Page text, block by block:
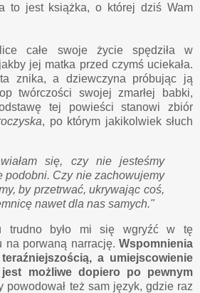
to jest książka, o której dziś Wam
całe swoje życie spędziła w
jej matka przed czymś uciekała.
znika, a dziewczyna próbując ją
twórczości swojej zmarłej babki,
tej powieści stanowi zbiór
, po którym jakikolwiek słuch
się, czy nie jesteśmy
podobni. Czy nie zachowujemy
by przetrwać, ukrywając coś,
nawet dla nas samych."
trudno było mi się wgryźć w tę
na porwaną narrację. Wspomnienia
a umiejscowienie
możliwe dopiero po pewnym
powodował też sam język, gdzie raz